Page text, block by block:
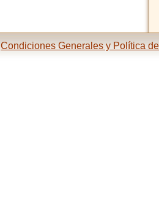
Condiciones Generales y Política